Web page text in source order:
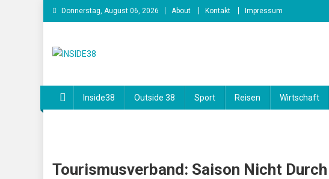
Skip
to
Donnerstag, August 06, 2026 About Kontakt Impressum
Inside38 Outside 38 Sport Reisen Wirtschaft
Tourismusverband: Saison Nicht